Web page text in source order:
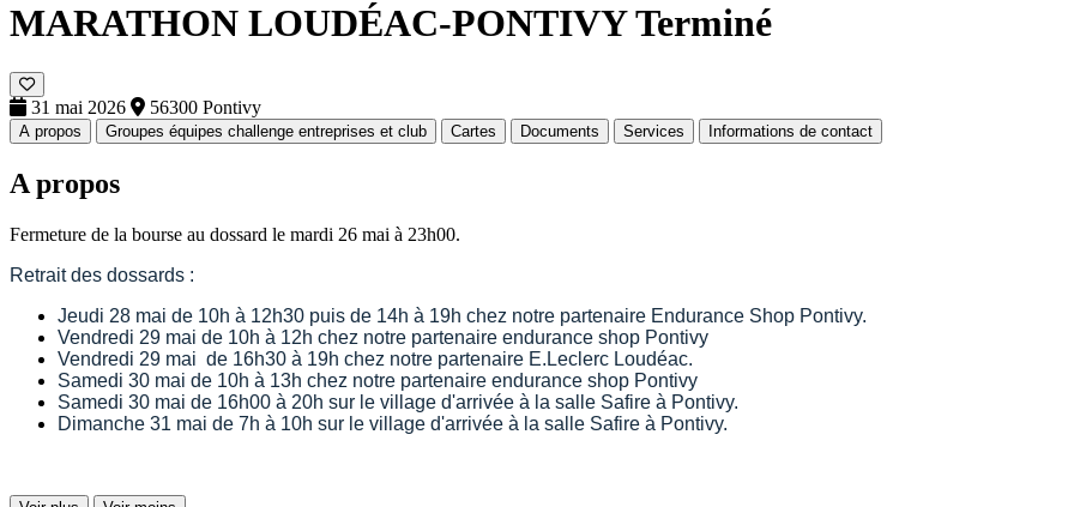
MARATHON LOUDÉAC-PONTIVYTerminé
31 mai 2026 56300 Pontivy
A propos Groupes équipes challenge entreprises et club Cartes Documents Services Informations de contact
A propos
Fermeture de la bourse au dossard le mardi 26 mai à 23h00.
Retrait des dossards :
Jeudi 28 mai de 10h à 12h30 puis de 14h à 19h chez notre partenaire Endurance Shop Pontivy.
Vendredi 29 mai de 10h à 12h chez notre partenaire endurance shop Pontivy
Vendredi 29 mai de 16h30 à 19h chez notre partenaire E.Leclerc Loudéac.
Samedi 30 mai de 10h à 13h chez notre partenaire endurance shop Pontivy
Samedi 30 mai de 16h00 à 20h sur le village d'arrivée à la salle Safire à Pontivy.
Dimanche 31 mai de 7h à 10h sur le village d'arrivée à la salle Safire à Pontivy.